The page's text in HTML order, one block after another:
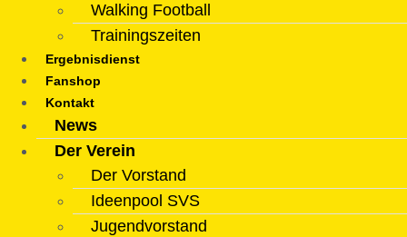
Walking Football
Trainingszeiten
Ergebnisdienst
Fanshop
Kontakt
News
Der Verein
Der Vorstand
Ideenpool SVS
Jugendvorstand